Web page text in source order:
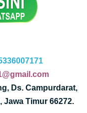
Ds. Campurdarat,
Jawa Timur 66272.